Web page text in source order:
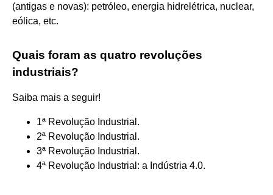
(antigas e novas): petróleo, energia hidrelétrica, nuclear,
eólica, etc.
Quais foram as quatro revoluções
industriais?
Saiba mais a seguir!
1ª Revolução Industrial.
2ª Revolução Industrial.
3ª Revolução Industrial.
4ª Revolução Industrial: a Indústria 4.0.